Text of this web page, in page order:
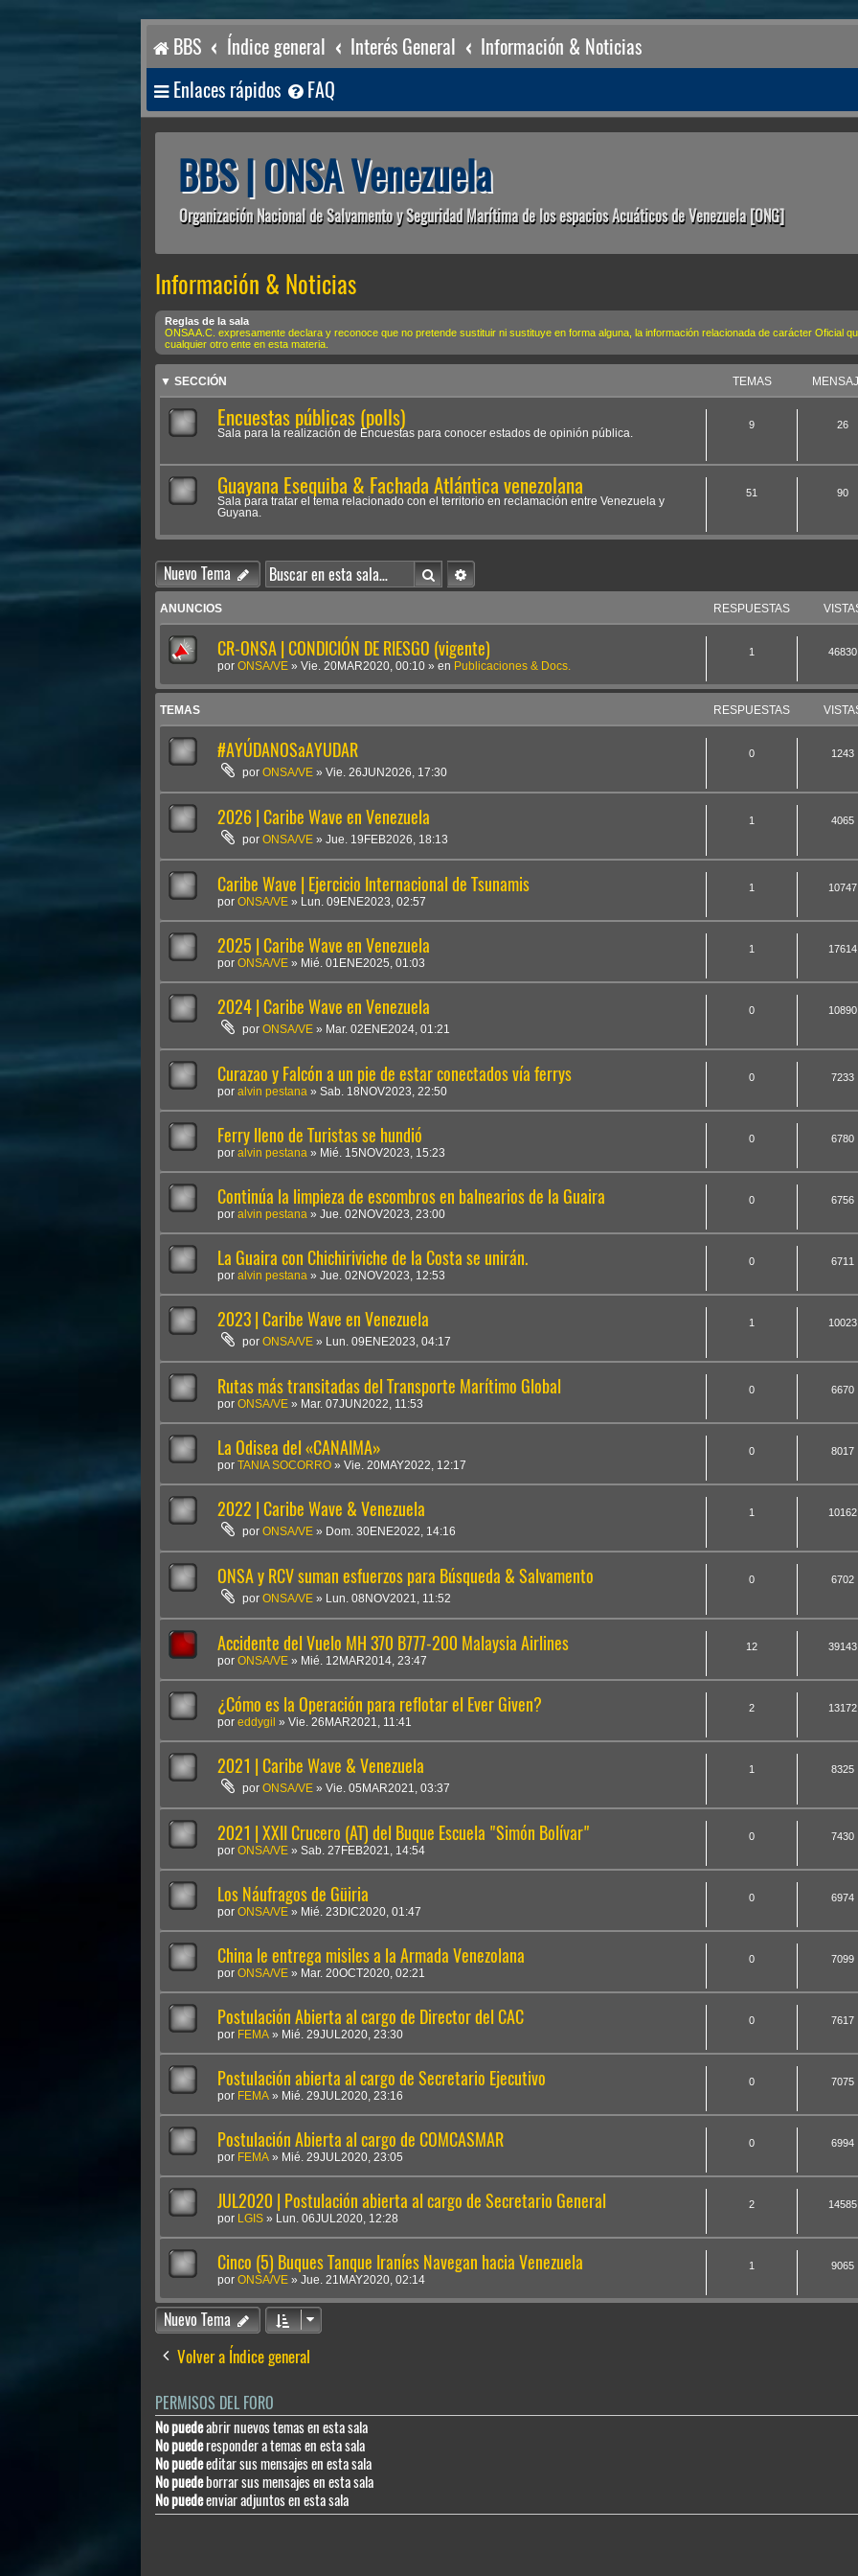
BBS Índice general Interés General Información & Noticias
Enlaces rápidos FAQ
BBS | ONSA Venezuela
Organización Nacional de Salvamento y Seguridad Marítima de los espacios Acuáticos de Venezuela [ONG]
Información & Noticias
Reglas de la sala
ONSA A.C. expresamente declara y reconoce que no pretende sustituir ni sustituye en forma alguna, la información relacionada de carácter Oficial
cualquier otro ente en esta materia.
▼ SECCIÓN TEMAS
Encuestas públicas (polls)
Sala para la realización de Encuestas para conocer estados de opinión pública.
9 26
Guayana Esequiba & Fachada Atlántica venezolana
Sala para tratar el tema relacionado con el territorio en reclamación entre Venezuela y
Guyana.
51 90
Nuevo Tema BuscarBúsqueda avanzada
ANUNCIOS RESPUESTAS
CR-ONSA | CONDICIÓN DE RIESGO (vigente)
por ONSA/VE » Vie. 20MAR2020, 00:10 » en Publicaciones & Docs.
1 46830
TEMAS RESPUESTAS
#AYÚDANOSaAYUDAR
porONSA/VE »Vie. 26JUN2026, 17:30
0 1243
2026 | Caribe Wave en Venezuela
porONSA/VE »Jue. 19FEB2026, 18:13
1 4065
Caribe Wave | Ejercicio Internacional de Tsunamis
por ONSA/VE » Lun. 09ENE2023, 02:57
1 10747
2025 | Caribe Wave en Venezuela
por ONSA/VE » Mié. 01ENE2025, 01:03
1 17614
2024 | Caribe Wave en Venezuela
porONSA/VE » Mar. 02ENE2024, 01:21
0 10890
Curazao y Falcón a un pie de estar conectados vía ferrys
por alvin pestana » Sab. 18NOV2023, 22:50
0 7233
Ferry lleno de Turistas se hundió
por alvin pestana » Mié. 15NOV2023, 15:23
0 6780
Continúa la limpieza de escombros en balnearios de la Guaira
por alvin pestana » Jue. 02NOV2023, 23:00
0 6756
La Guaira con Chichiriviche de la Costa se unirán.
por alvin pestana » Jue. 02NOV2023, 12:53
0 6711
2023 | Caribe Wave en Venezuela
porONSA/VE » Lun. 09ENE2023, 04:17
1 10023
Rutas más transitadas del Transporte Marítimo Global
por ONSA/VE » Mar. 07JUN2022, 11:53
0 6670
La Odisea del «CANAIMA»
por TANIA SOCORRO » Vie. 20MAY2022, 12:17
0 8017
2022 | Caribe Wave & Venezuela
porONSA/VE » Dom. 30ENE2022, 14:16
1 10162
ONSA y RCV suman esfuerzos para Búsqueda & Salvamento
porONSA/VE » Lun. 08NOV2021, 11:52
0 6702
Accidente del Vuelo MH 370 B777-200 Malaysia Airlines
por ONSA/VE » Mié. 12MAR2014, 23:47
12 39143
¿Cómo es la Operación para reflotar el Ever Given?
por eddygil » Vie. 26MAR2021, 11:41
2 13172
2021 | Caribe Wave & Venezuela
porONSA/VE »Vie. 05MAR2021, 03:37
1 8325
2021 | XXII Crucero (AT) del Buque Escuela "Simón Bolívar"
por ONSA/VE » Sab. 27FEB2021, 14:54
0 7430
Los Náufragos de Güiria
por ONSA/VE » Mié. 23DIC2020, 01:47
0 6974
China le entrega misiles a la Armada Venezolana
por ONSA/VE » Mar. 20OCT2020, 02:21
0 7099
Postulación Abierta al cargo de Director del CAC
por FEMA » Mié. 29JUL2020, 23:30
0 7617
Postulación abierta al cargo de Secretario Ejecutivo
por FEMA » Mié. 29JUL2020, 23:16
0 7075
Postulación Abierta al cargo de COMCASMAR
por FEMA » Mié. 29JUL2020, 23:05
0 6994
JUL2020 | Postulación abierta al cargo de Secretario General
por LGIS » Lun. 06JUL2020, 12:28
2 14585
Cinco (5) Buques Tanque Iraníes Navegan hacia Venezuela
por ONSA/VE » Jue. 21MAY2020, 02:14
1 9065
Nuevo Tema
Volver a Índice general
PERMISOS DEL FORO
No puedeabrir nuevos temas en esta sala
No puederesponder a temas en esta sala
No puedeeditar sus mensajes en esta sala
No puedeborrar sus mensajes en esta sala
No puedeenviar adjuntos en esta sala